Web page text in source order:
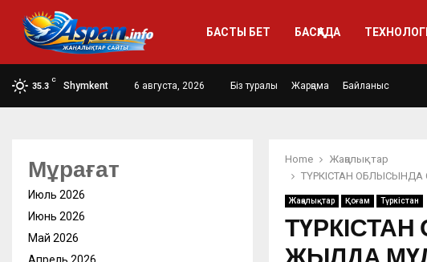
БАСТЫ БЕТ БАСҚАДА
35.3
C
Shymkent 6 августа, 2026 Біз туралы Жарңама Байланыс
Home
Жаңалықтар
ТҮРКІСТАН
Жаңалықтар Қоғам Түркістан
Мұрағат
Июль 2026
Июнь 2026
Май 2026